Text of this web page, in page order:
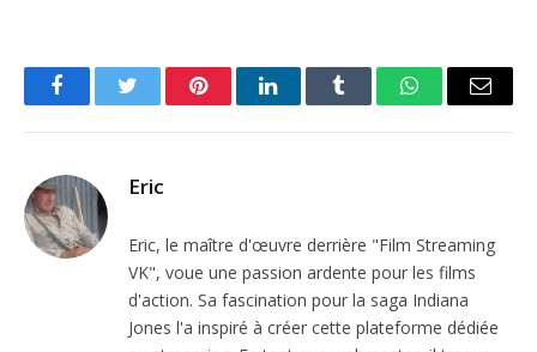
FacebookTwitter PinterestLinkedInTumblr WhatsAppEmail
Eric
Eric, le maître d'œuvre derrière "Film Streaming
VK", voue une passion ardente pour les films
d'action. Sa fascination pour la saga Indiana
Jones l'a inspiré à créer cette plateforme dédiée